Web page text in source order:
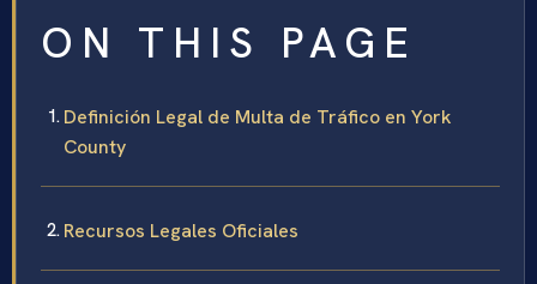
ON THIS PAGE
Definición Legal de Multa de Tráfico en York
County
Recursos Legales Oficiales